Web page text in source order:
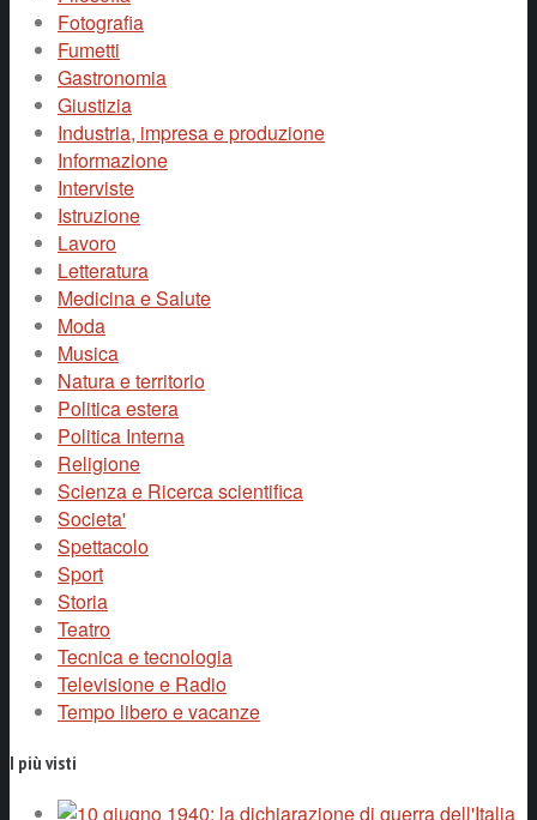
Fotografia
Fumetti
Gastronomia
Giustizia
Industria, impresa e produzione
Informazione
Interviste
Istruzione
Lavoro
Letteratura
Medicina e Salute
Moda
Musica
Natura e territorio
Politica estera
Politica Interna
Religione
Scienza e Ricerca scientifica
Societa'
Spettacolo
Sport
Storia
Teatro
Tecnica e tecnologia
Televisione e Radio
Tempo libero e vacanze
I più visti